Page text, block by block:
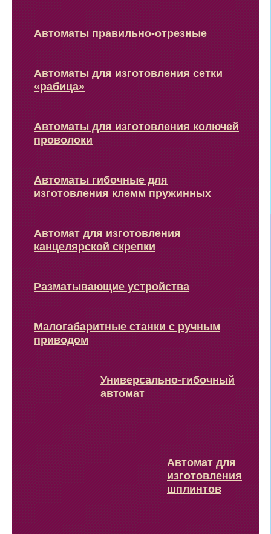
Автоматы правильно-отрезные
Автоматы для изготовления сетки
«рабица»
Автоматы для изготовления колючей
проволоки
Автоматы гибочные для
изготовления клемм пружинных
Автомат для изготовления
канцелярской скрепки
Разматывающие устройства
Малогабаритные станки с ручным
приводом
Универсально-гибочный
автомат
Автомат для
изготовления
шплинтов